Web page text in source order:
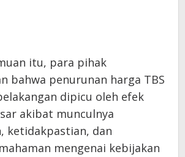
itu, para pihak
bahwa penurunan harga TBS
dipicu oleh efek
akibat munculnya
ketidakpastian, dan
mengenai kebijakan